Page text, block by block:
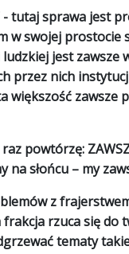
- tutaj sprawa jest
w swojej
jest
przez nich
większość zawsze
powtórzę:
słońcu – my
z
rzuca się do
tematy